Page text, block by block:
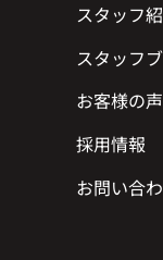
スタッフ
スタッフ
お客様の声
採用情報
お問い合